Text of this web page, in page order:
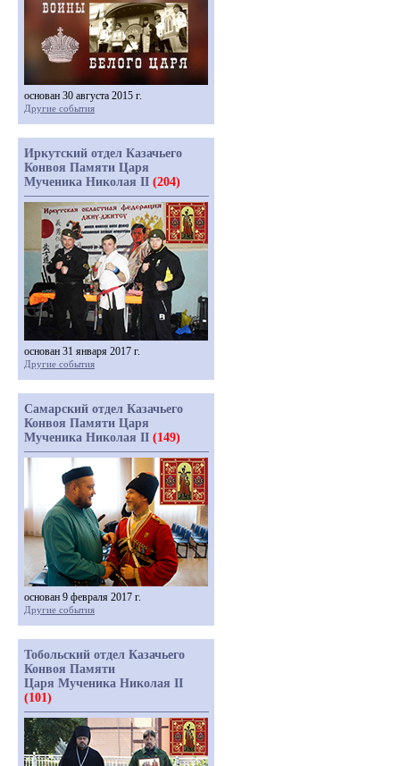
основан 30 августа 2015 г.
Другие события
Иркутский отдел Казачьего
Конвоя Памяти Царя
Мученика Николая II (204)
основан 31 января 2017 г.
Другие события
Самарский отдел Казачьего
Конвоя Памяти Царя
Мученика Николая II (149)
основан 9 февраля 2017 г.
Другие события
Тобольский отдел Казачьего
Конвоя Памяти
Царя Мученика Николая II
(101)